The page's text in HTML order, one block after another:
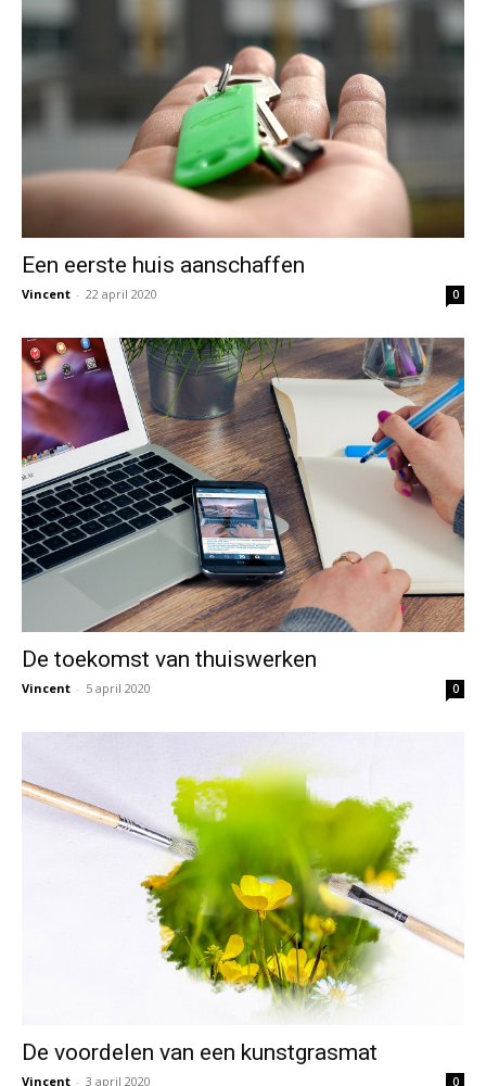
Een eerste huis aanschaffen
Vincent - 22 april 2020 0
De toekomst van thuiswerken
Vincent - 5 april 2020 0
De voordelen van een kunstgrasmat
Vincent - 3 april 2020 0